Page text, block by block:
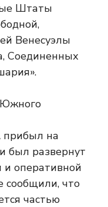
Штаты
Венесуэлы
Соединенных
на
был развернут
и оперативной
сообщили, что
частью